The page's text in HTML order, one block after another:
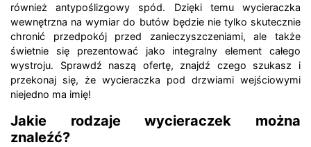
również antypoślizgowy spód. Dzięki temu wycieraczka
wewnętrzna na wymiar do butów będzie nie tylko skutecznie
chronić przedpokój przed zanieczyszczeniami, ale także
świetnie się prezentować jako integralny element całego
wystroju. Sprawdź naszą ofertę, znajdź czego szukasz i
przekonaj się, że wycieraczka pod drzwiami wejściowymi
niejedno ma imię!
Jakie rodzaje wycieraczek można
znaleźć?